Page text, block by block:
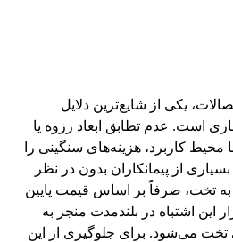
یکی از شایع‌ترین دلایل
است. عدم تطابق ابعاد رزوه یا
محیط کاربرد، هزینه‌های سنگینی را
از پیمانکاران بدون در نظر
به تخت، صرفاً بر اساس قیمت پایین
این اشتباه در بلندمدت منجر به
می‌شود. برای جلوگیری از این